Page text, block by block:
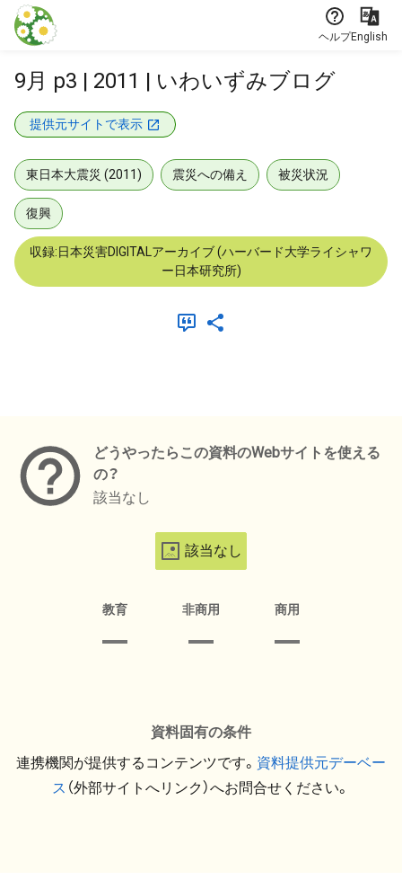
本文に飛ぶ
ヘルプEnglish
9月 p3 | 2011 | いわいずみブログ
提供元サイトで表示
東日本大震災 (2011) 震災への備え 被災状況
復興
収録:日本災害DIGITALアーカイブ (ハーバード大学ライシャワ
ー日本研究所)
どうやったらこの資料のWebサイトを使える
の？
該当なし
該当なし
教育 非商用 商用
資料固有の条件
連携機関が提供するコンテンツです。 資料提供元デーベー
ス （外部サイトへリンク）へお問合せください。